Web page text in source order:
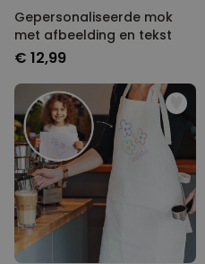
Gepersonaliseerde mok
met afbeelding en tekst
€ 12,99